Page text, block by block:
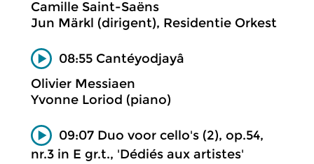
Camille Saint-Saëns
Jun Märkl (dirigent), Residentie Orkest
08:55 Cantéyodjayâ
Olivier Messiaen
Yvonne Loriod (piano)
09:07 Duo voor cello's (2), op.54,
nr.3 in E gr.t., 'Dédiés aux artistes'